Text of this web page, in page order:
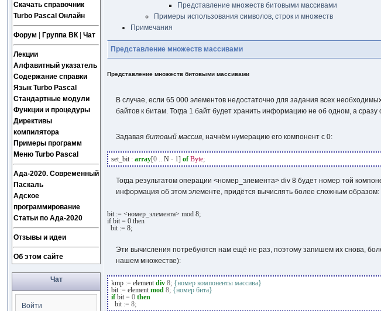
Скачать справочник
Turbo Pascal Онлайн
Форум Группа ВК|Чат
Лекции
Алфавитный указатель
Содержание справки
Язык Turbo Pascal
Стандартные модули
Функции и процедуры
Директивы
компилятора
Примеры программ
Меню Turbo Pascal
Ада-2020. Современный
Паскаль
Адское
программирование
Статьи по Ада-2020
Отзывы и идеи
Об этом сайте
Чат
Войти
Представление множеств битовыми массивами
Примеры использования символов, строк и множеств
Примечания
Представление множеств массивами
Представление множеств битовыми массивами
В случае, если 65 000 элементов недостаточно для задания всех
байтов к битам. Тогда 1 байт будет хранить информацию не об одном, а
Задаваябитовый массив, начнём нумерацию его компонент с 0:
set_bit : array[0 .. N- 1]of Byte;
Тогда результатом операции<номер_элемента> div 8 будет номер той
информация об этом элементе, придётся вычислять более сложным образом:
bit := <номер_элемента> mod 8;
if bit = 0 then
  bit := 8;
Эти вычисления потребуются нам ещё не раз, поэтому запишем их снова,
нашем множестве):
kmp := elementdiv 8; {номер компоненты массива}
bit := elementmod 8; {номер бита}
ifbit= 0 then
bit := 8;